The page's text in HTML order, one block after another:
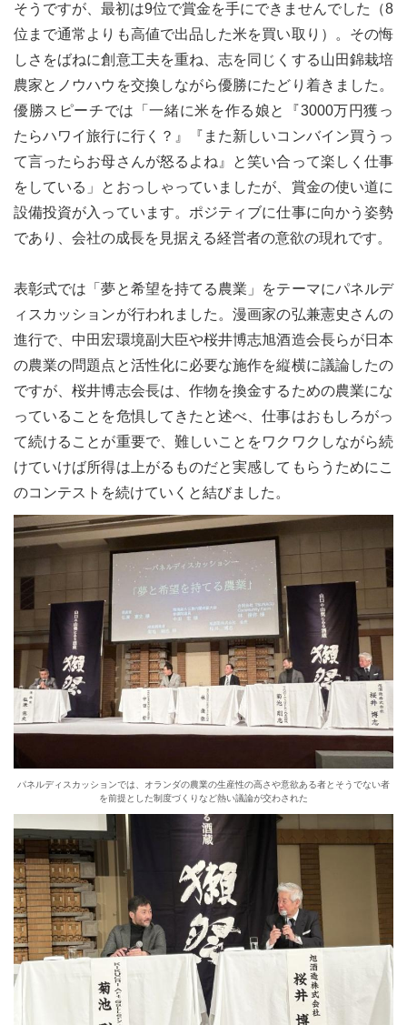
そうですが、最初は9位で賞金を手にできませんでした（8
位まで通常よりも高値で出品した米を買い取り）。その悔
しさをばねに創意工夫を重ね、志を同じくする山田錦栽培
農家とノウハウを交換しながら優勝にたどり着きました。
優勝スピーチでは「一緒に米を作る娘と『3000万円獲っ
たらハワイ旅行に行く？』『また新しいコンバイン買うっ
て言ったらお母さんが怒るよね』と笑い合って楽しく仕事
をしている」とおっしゃっていましたが、賞金の使い道に
設備投資が入っています。ポジティブに仕事に向かう姿勢
であり、会社の成長を見据える経営者の意欲の現れです。
表彰式では「夢と希望を持てる農業」をテーマにパネルデ
ィスカッションが行われました。漫画家の弘兼憲史さんの
進行で、中田宏環境副大臣や桜井博志旭酒造会長らが日本
の農業の問題点と活性化に必要な施作を縦横に議論したの
ですが、桜井博志会長は、作物を換金するための農業にな
っていることを危惧してきたと述べ、仕事はおもしろがっ
て続けることが重要で、難しいことをワクワクしながら続
けていけば所得は上がるものだと実感してもらうためにこ
のコンテストを続けていくと結びました。
パネルディスカッションでは、オランダの農業の生産性の高さや意欲ある者とそうでない者
を前提とした制度づくりなど熱い議論が交わされた